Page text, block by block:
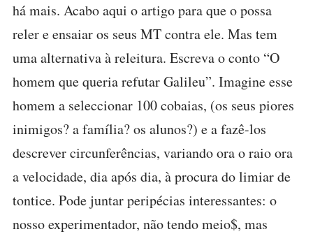
há mais. Acabo aqui o artigo para que o possa
reler e ensaiar os seus MT contra ele. Mas tem
uma alternativa à releitura. Escreva o conto “O
homem que queria refutar Galileu”. Imagine esse
homem a seleccionar 100 cobaias, (os seus piores
inimigos? a família? os alunos?) e a fazê-los
descrever circunferências, variando ora o raio ora
a velocidade, dia após dia, à procura do limiar de
tontice. Pode juntar peripécias interessantes: o
nosso experimentador, não tendo meio$, mas